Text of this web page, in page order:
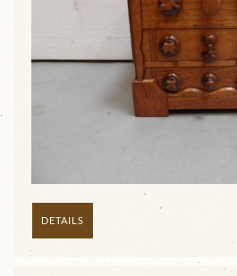
DETAILS